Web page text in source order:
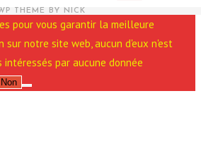
THEME BY NICK
pour vous garantir la meilleure
sur notre site web, aucun d'eux n'est
intéressés par aucune donnée
Non